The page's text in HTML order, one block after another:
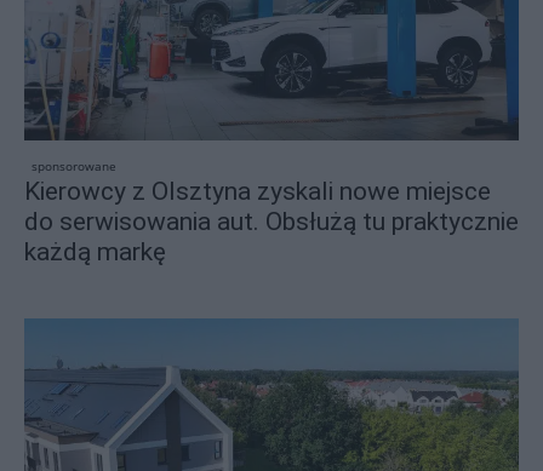
sponsorowane
Kierowcy z Olsztyna zyskali nowe miejsce
do serwisowania aut. Obsłużą tu praktycznie
każdą markę